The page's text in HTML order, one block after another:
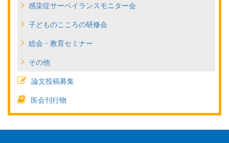
感染症サーベイランスモニター会
子どものこころの研修会
総会・教育セミナー
その他
論文投稿募集
医会刊行物